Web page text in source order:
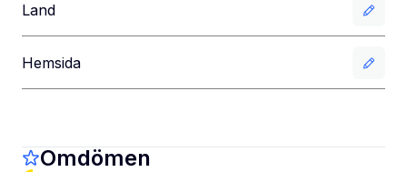
Land
Hemsida
Omdömen